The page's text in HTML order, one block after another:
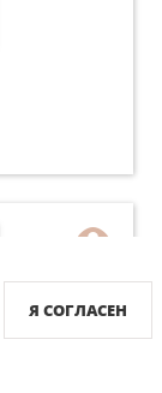
Я СОГЛАСЕН